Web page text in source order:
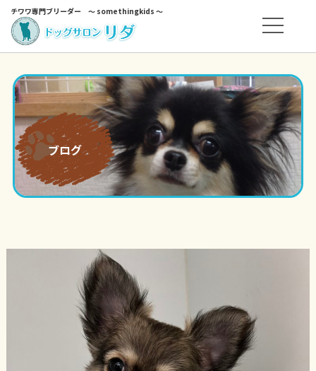
チワワ専門ブリーダー ～ somethingkids ～
ブログ